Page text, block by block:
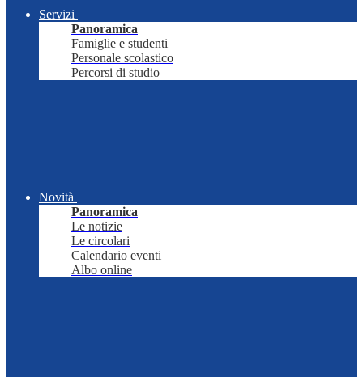
Servizi
Panoramica
Famiglie e studenti
Personale scolastico
Percorsi di studio
Novità
Panoramica
Le notizie
Le circolari
Calendario eventi
Albo online